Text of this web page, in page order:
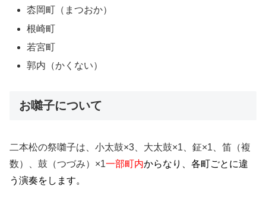
枩岡町（まつおか）
根崎町
若宮町
郭内（かくない）
お囃子について
二本松の祭囃子は、小太鼓×3、大太鼓×1、鉦×1、笛（複
数）、鼓（つづみ）×1一部町内からなり、各町ごとに違
う演奏をします。